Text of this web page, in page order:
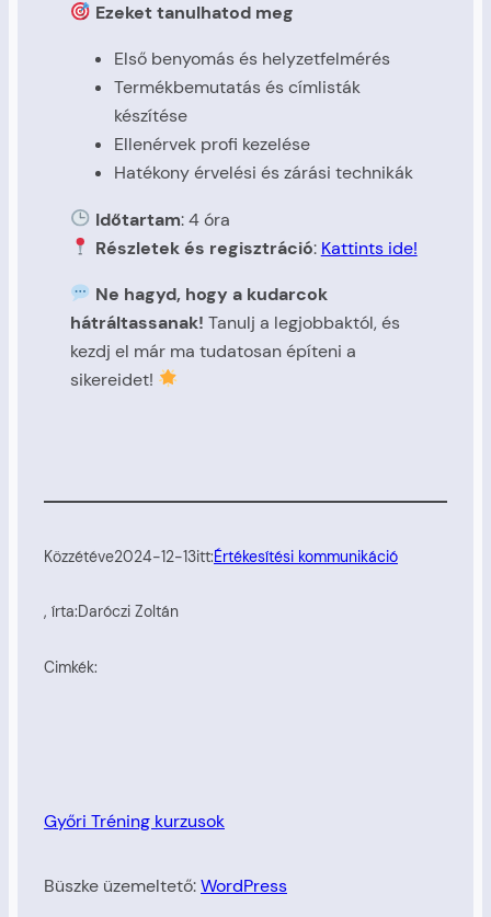
Ezeket tanulhatod meg
Első benyomás és helyzetfelmérés
Termékbemutatás és címlisták
készítése
Ellenérvek profi kezelése
Hatékony érvelési és zárási technikák
Időtartam: 4 óra
Részletek és regisztráció: Kattints ide!
Ne hagyd, hogy a kudarcok
hátráltassanak! Tanulj a legjobbaktól, és
kezdj el már ma tudatosan építeni a
sikereidet!
Közzétéve2024-12-13itt:Értékesítési kommunikáció
, írta:Daróczi Zoltán
Cimkék:
Győri Tréning kurzusok
Büszke üzemeltető:WordPress